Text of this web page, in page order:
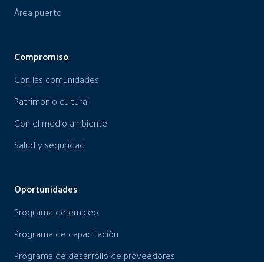
Área puerto
Compromiso
Con las comunidades
Patrimonio cultural
Con el medio ambiente
Salud y seguridad
Oportunidades
Programa de empleo
Programa de capacitación
Programa de desarrollo de proveedores